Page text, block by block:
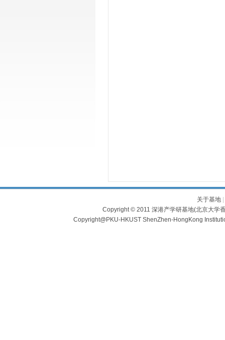
关于基地|
Copyright © 2011 深港产学研基地(北京大学
Copyright@PKU-HKUST ShenZhen-HongKong